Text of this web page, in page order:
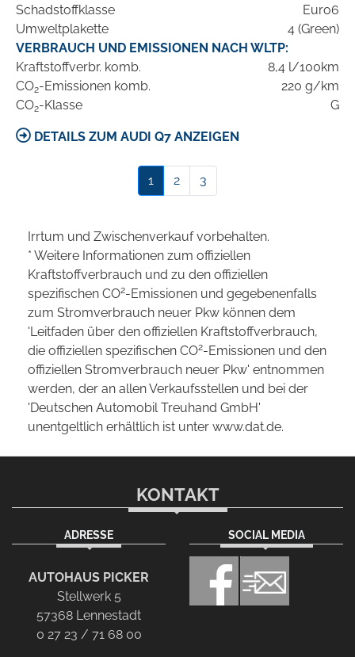
Schadstoffklasse
Euro6
Umweltplakette
4 (Green)
VERBRAUCH UND EMISSIONEN NACH WLTP:
Kraftstoffverbr. komb.
8,4 l/100km
CO2-Emissionen komb.
220 g/km
CO2-Klasse G
DETAILS ZUM AUDI Q7 ANZEIGEN
1 2 3
Irrtum und Zwischenverkauf vorbehalten.
* Weitere Informationen zum offiziellen
Kraftstoffverbrauch und zu den offiziellen
spezifischen CO2-Emissionen und gegebenenfalls
zum Stromverbrauch neuer Pkw können dem
'Leitfaden über den offiziellen Kraftstoffverbrauch,
die offiziellen spezifischen CO2-Emissionen und den
offiziellen Stromverbrauch neuer Pkw' entnommen
werden, der an allen Verkaufsstellen und bei der
'Deutschen Automobil Treuhand GmbH'
unentgeltlich erhältlich ist unter www.dat.de.
KONTAKT
ADRESSE
AUTOHAUS PICKER
Stellwerk 5
57368 Lennestadt
0 27 23 / 71 68 00
SOCIAL MEDIA